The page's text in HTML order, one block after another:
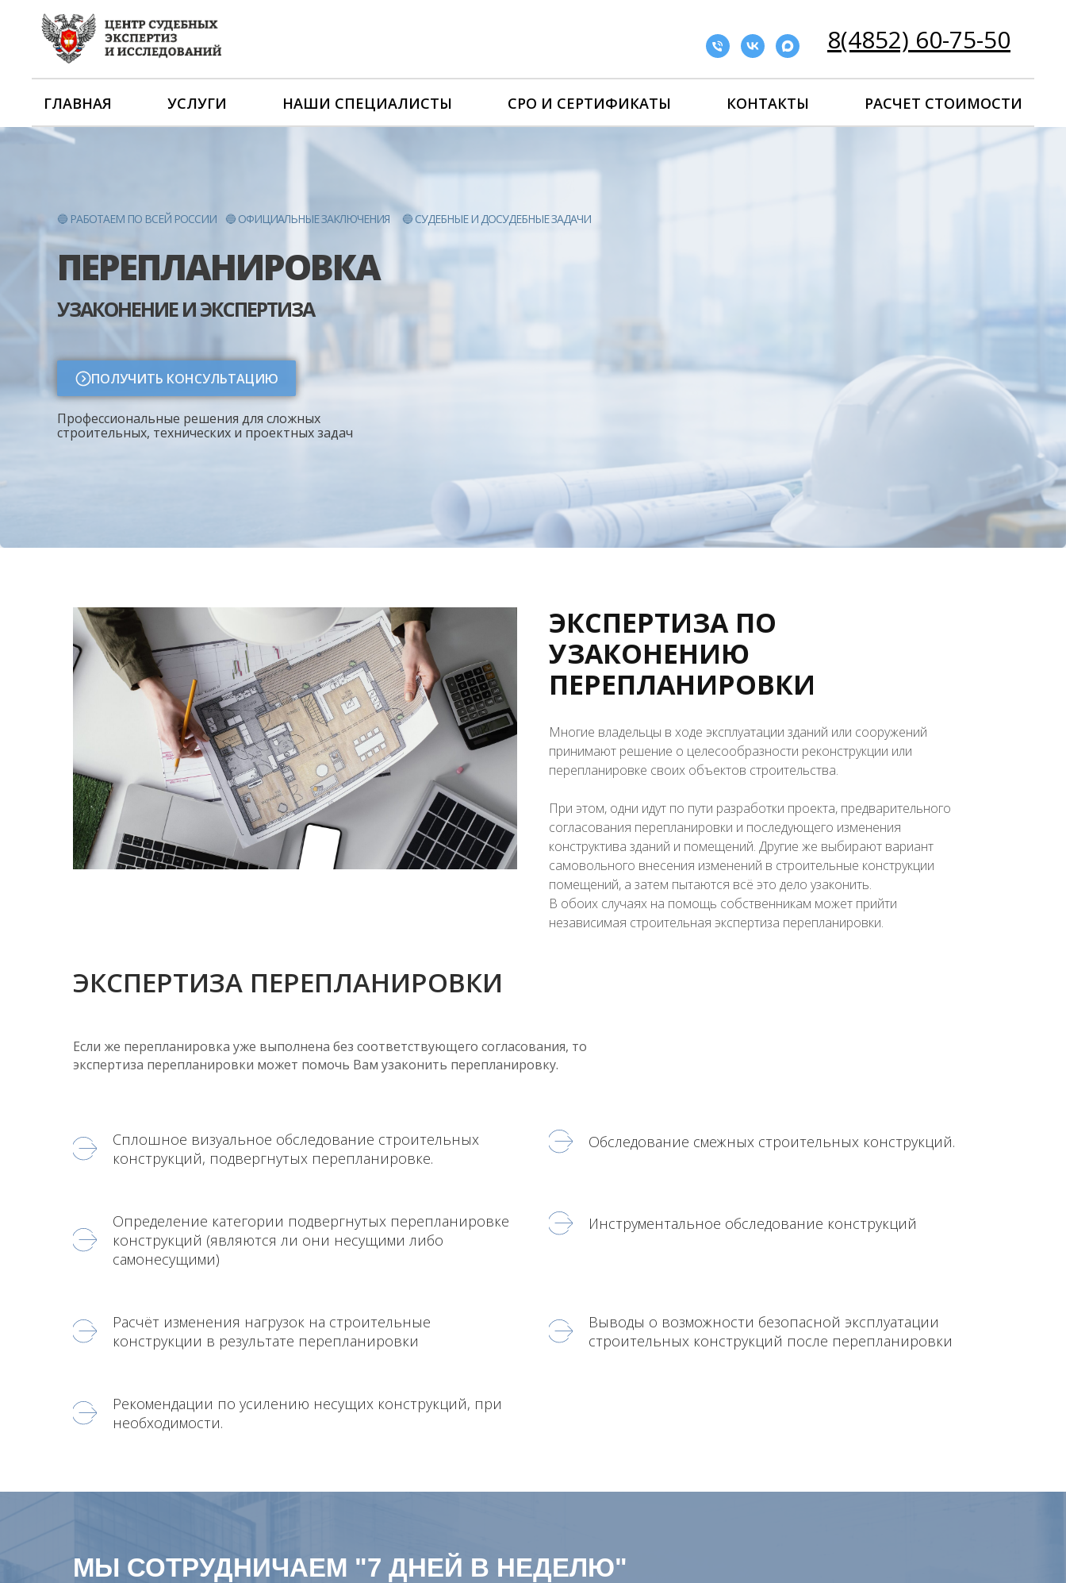
8(4852) 60-75-50
ГЛАВНАЯ УСЛУГИ НАШИ СПЕЦИАЛИСТЫ СРО И СЕРТИФИКАТЫ КОНТАКТЫ РАСЧЕТ СТОИМОСТИ
УЗАКОНЕНИЕ И ЭКСПЕРТИЗА
ПЕРЕПЛАНИРОВКА
Профессиональные решения для сложных
строительных, технических и проектных задач
ПОЛУЧИТЬ КОНСУЛЬТАЦИЮ
🔵 РАБОТАЕМ ПО ВСЕЙ РОССИИ 🔵 ОФИЦИАЛЬНЫЕ ЗАКЛЮЧЕНИЯ 🔵 СУДЕБНЫЕ И ДОСУДЕБНЫЕ ЗАДАЧИ
ЭКСПЕРТИЗА ПО
УЗАКОНЕНИЮ
ПЕРЕПЛАНИРОВКИ
Многие владельцы в ходе эксплуатации зданий или сооружений
принимают решение о целесообразности реконструкции или
перепланировке своих объектов строительства.
При этом, одни идут по пути разработки проекта, предварительного
согласования перепланировки и последующего изменения
конструктива зданий и помещений. Другие же выбирают вариант
самовольного внесения изменений в строительные конструкции
помещений, а затем пытаются всё это дело узаконить.
В обоих случаях на помощь собственникам может прийти
независимая строительная экспертиза перепланировки.
ЭКСПЕРТИЗА ПЕРЕПЛАНИРОВКИ
Если же перепланировка уже выполнена без соответствующего согласования, то
экспертиза перепланировки может помочь Вам узаконить перепланировку.
Сплошное визуальное обследование строительных
конструкций, подвергнутых перепланировке.
Обследование смежных строительных конструкций.
Определение категории подвергнутых перепланировке
конструкций (являются ли они несущими либо
самонесущими)
Инструментальное обследование конструкций
Расчёт изменения нагрузок на строительные
конструкции в результате перепланировки
Выводы о возможности безопасной эксплуатации
строительных конструкций после перепланировки
Рекомендации по усилению несущих конструкций, при
необходимости.
МЫ СОТРУДНИЧАЕМ "7 ДНЕЙ В НЕДЕЛЮ"